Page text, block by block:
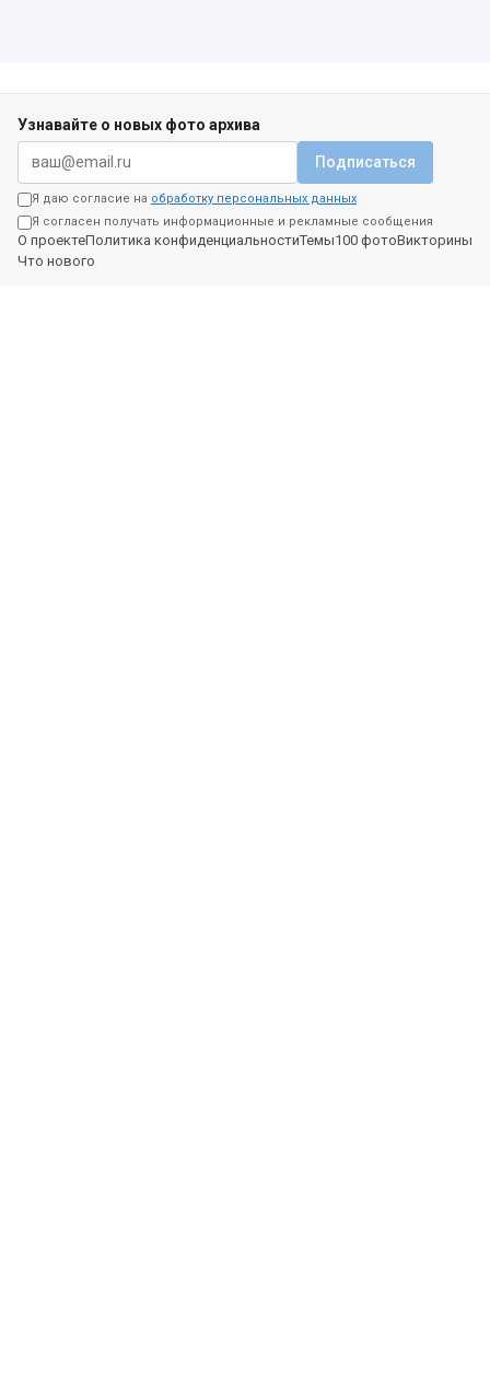
Узнавайте о новых фото архива
Подписаться
Я даю согласие на обработку персональных данных
Я согласен получать информационные и рекламные сообщения
О проектеПолитика конфиденциальностиТемы100 фотоВикторины
Что нового